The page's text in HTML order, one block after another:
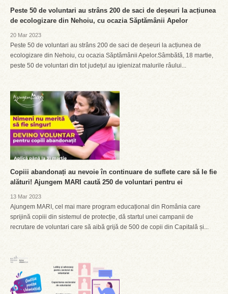
Peste 50 de voluntari au strâns 200 de saci de deșeuri la acțiunea
de ecologizare din Nehoiu, cu ocazia Săptămânii Apelor
20 Mar 2023
Peste 50 de voluntari au strâns 200 de saci de deșeuri la acțiunea de
ecologizare din Nehoiu, cu ocazia Săptămânii Apelor.Sâmbătă, 18 martie,
peste 50 de voluntari din tot județul au igienizat malurile râului...
Copiii abandonați au nevoie în continuare de suflete care să le fie
alături! Ajungem MARI caută 250 de voluntari pentru ei
13 Mar 2023
Ajungem MARI, cel mai mare program educațional din România care
sprijină copiii din sistemul de protecție, dă startul unei campanii de
recrutare de voluntari care să aibă grijă de 500 de copii din Capitală și...